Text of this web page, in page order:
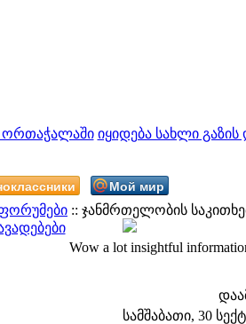
ორთაჭალაში იყიდება სახლი გაზის
Мой мир
:: ჯანმრთელობის
Wow a lot insightful
სამშაბათი, 30